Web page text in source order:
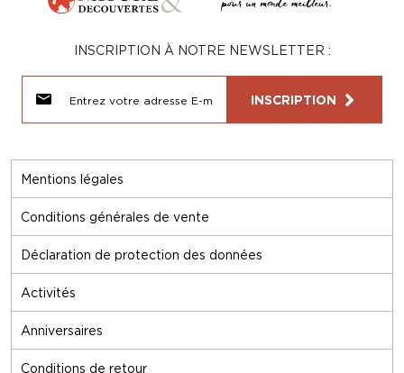
Mentions légales
Conditions générales de vente
Déclaration de protection des données
Activités
Anniversaires
Conditions de retour
INSCRIPTION À NOTRE NEWSLETTER :
INSCRIPTION